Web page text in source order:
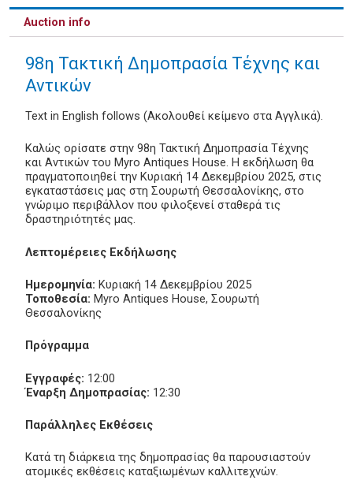
Auction info
98η Τακτική Δημοπρασία Τέχνης και
Αντικών
Text in English follows (Ακολουθεί κείμενο στα Αγγλικά).
Καλώς ορίσατε στην 98η Τακτική Δημοπρασία Τέχνης
και Αντικών του Myro Antiques House. Η εκδήλωση θα
πραγματοποιηθεί την Κυριακή 14 Δεκεμβρίου 2025, στις
εγκαταστάσεις μας στη Σουρωτή Θεσσαλονίκης, στο
γνώριμο περιβάλλον που φιλοξενεί σταθερά τις
δραστηριότητές μας.
Λεπτομέρειες Εκδήλωσης
Ημερομηνία: Κυριακή 14 Δεκεμβρίου 2025
Τοποθεσία: Myro Antiques House, Σουρωτή
Θεσσαλονίκης
Πρόγραμμα
Εγγραφές: 12:00
Έναρξη Δημοπρασίας: 12:30
Παράλληλες Εκθέσεις
Κατά τη διάρκεια της δημοπρασίας θα παρουσιαστούν
ατομικές εκθέσεις καταξιωμένων καλλιτεχνών.